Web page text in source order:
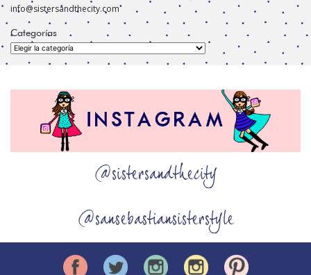
info@sistersandthecity.com
Categorías
Categorías
@sistersandthecity
@sansebastiansisterstyle